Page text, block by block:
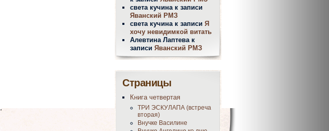
света кучинак записи
Яванский РМЗ
света кучинак записи Я
хочу невидимкой витать
Алевтина Лаптевак
записи Яванский РМЗ
Страницы
Книга четвертая
ТРИ ЭСКУЛАПА (встреча
вторая)
Внучке Василине